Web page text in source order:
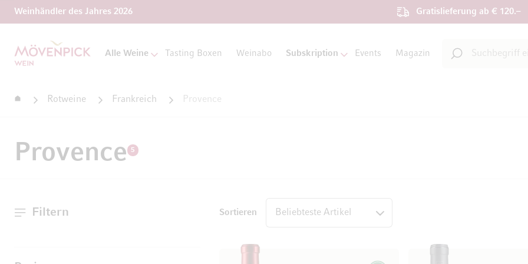
Weinhändler des Jahres 2026 Gratislieferung ab € 120.–
Zur Startseite
Alle Weine Tasting Boxen Weinabo Subskription Events Magazin
Suche
StartseiteRotweine Frankreich Provence
Provence 5
Filtern Sortieren